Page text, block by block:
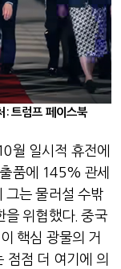
: 트럼프 페이스북
월 일시적 휴전에
품에 145% 관세
그는 물러설 수밖
을 위협했다.중국
핵심 광물의 거
점점 더 여기에 의